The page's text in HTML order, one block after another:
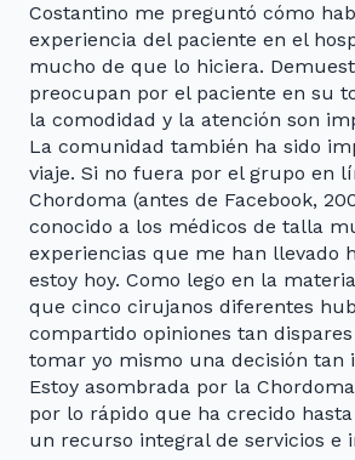
Costantino me preguntó cómo
experiencia del paciente en el
mucho de que lo hiciera.
preocupan por el paciente en su
la comodidad y la atención son
La comunidad también ha sido
viaje. Si no fuera por el grupo en
Chordoma (antes de Facebook,
conocido a los médicos de talla
experiencias que me han llevado
estoy hoy. Como lego en la
que cinco cirujanos diferentes
compartido opiniones tan
tomar yo mismo una decisión tan
Estoy asombrada por la
por lo rápido que ha crecido
un recurso integral de servicios e